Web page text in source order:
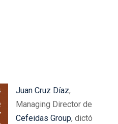
Juan Cruz Díaz,
Managing Director de
Cefeidas Group, dictó